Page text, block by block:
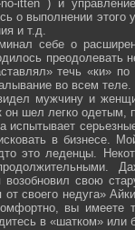
­itten ) и
о выполнении этого
и т.д.
себе о
преодолевать
течь «ки»
во всем теле.
мужчину и
он шел легко
испытывает
в бизнесе.
это леденцы.
свою
от своего недуга»
вы имеете
в «шатком»